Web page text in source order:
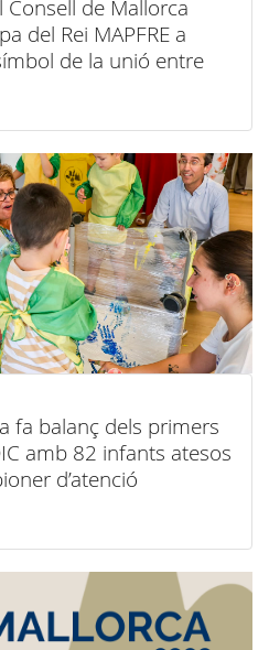
de Mallorca
del Rei MAPFRE a
de la unió entre
fa balanç dels primers
amb 82 infants atesos
d’atenció